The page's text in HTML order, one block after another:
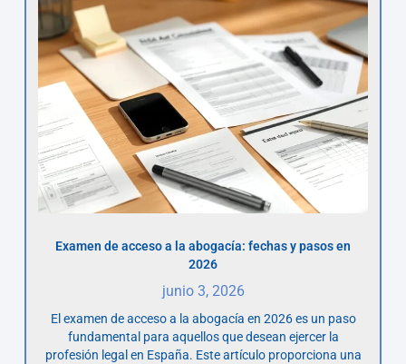
Examen de acceso a la abogacía: fechas y pasos en
2026
junio 3, 2026
El examen de acceso a la abogacía en 2026 es un paso
fundamental para aquellos que desean ejercer la
profesión legal en España. Este artículo proporciona una